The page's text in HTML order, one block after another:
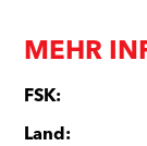
MEHR
FSK:
Land: